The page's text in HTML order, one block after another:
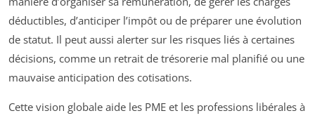
déductibles, d’anticiper l’impôt ou de préparer une évolution
de statut. Il peut aussi alerter sur les risques liés à certaines
décisions, comme un retrait de trésorerie mal planifié ou une
mauvaise anticipation des cotisations.
Cette vision globale aide les PME et les professions libérales à